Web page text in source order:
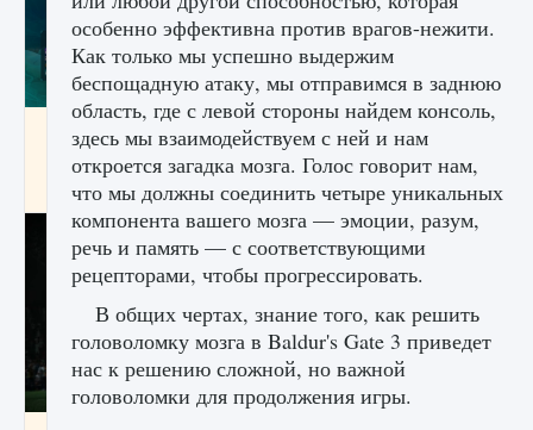
Как приручить существ из степей Тамура в
игре Creatures of Ava
9 августа 2024 1 164 0 0
особенно эффективна против врагов-нежити.
Как только мы успешно выдержим
беспощадную атаку, мы отправимся в заднюю
область, где с левой стороны найдем консоль,
здесь мы взаимодействуем с ней и нам
откроется загадка мозга. Голос говорит нам,
что мы должны соединить четыре уникальных
компонента вашего мозга — эмоции, разум,
речь и память — с соответствующими
рецепторами, чтобы прогрессировать.
В общих чертах, знание того, как решить
головоломку мозга в Baldur's Gate 3 приведет
нас к решению сложной, но важной
головоломки для продолжения игры.